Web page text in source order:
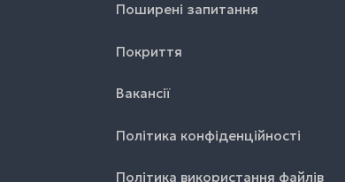
Поширені запитання
Покриття
Вакансії
Політика конфіденційності
Політика використання файлів